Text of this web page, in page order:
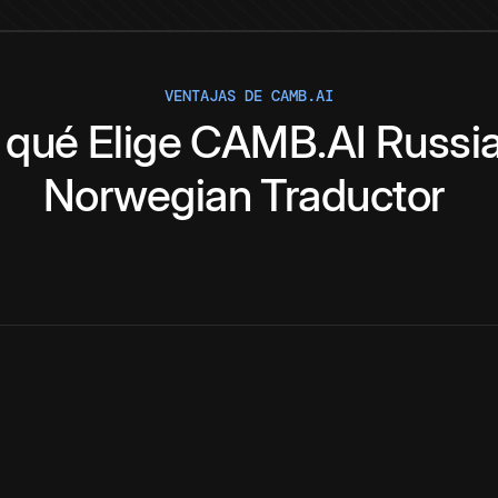
VENTAJAS DE CAMB.AI
EligeCAMB.AI
Norwegian Traductor